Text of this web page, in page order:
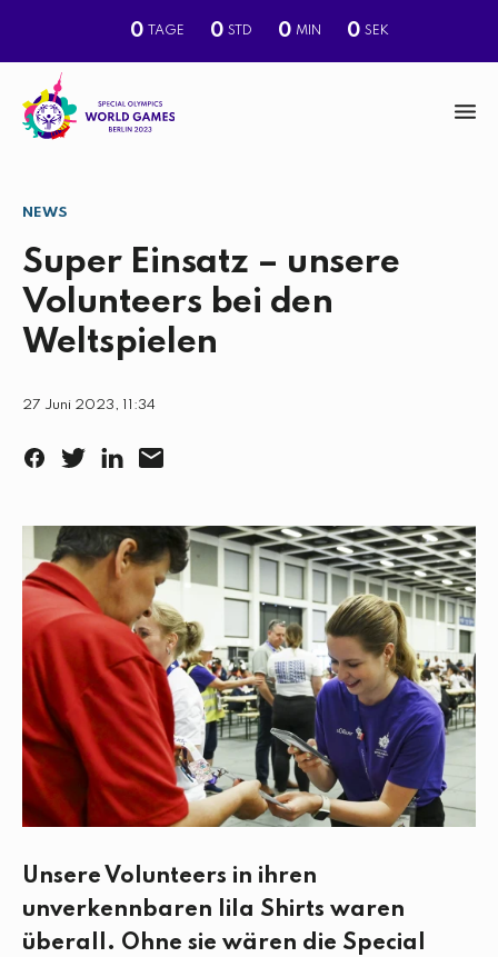
0 TAGE 0 STD 0 MIN 0 SEK
u
c
h
NEWS
Super Einsatz – unsere
Volunteers bei den
Weltspielen
27 Juni 2023, 11:34
F
c
b
o
o
T
i
t
t
e
r
L
n
k
d
I
n
E
a
i
l
Unsere Volunteers in ihren
unverkennbaren lila Shirts waren
überall. Ohne sie wären die Special